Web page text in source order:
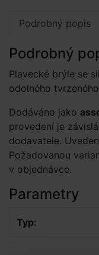
Podrobný popis
Podrobný
Plavecké brýle se
odolného
Dodáváno jako
provedení je
dodavatele.
Požadovanou
v objednávce.
Parametry
Typ: